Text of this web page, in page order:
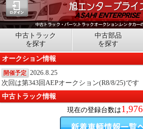
中古トラック
を探す
中古部品
を探す
オークション情報
開催予定
2026.8.25
次回は第343回AEPオークション(R8/8/25)です
中古トラック情報
現在の登録台数は1,976